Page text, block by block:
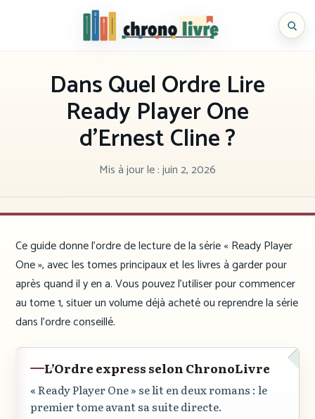
Chronolivre
Dans Quel Ordre Lire
Ready Player One
d’Ernest Cline ?
Mis à jour le :juin 2, 2026
Ce guide donne l’ordre de lecture de la série « Ready Player
One », avec les tomes principaux et les livres à garder pour
après quand il y en a. Vous pouvez l’utiliser pour commencer
au tome 1, situer un volume déjà acheté ou reprendre la série
dans l’ordre conseillé.
L’Ordre express selon ChronoLivre
« Ready Player One » se lit en deux romans : le
premier tome avant sa suite directe.